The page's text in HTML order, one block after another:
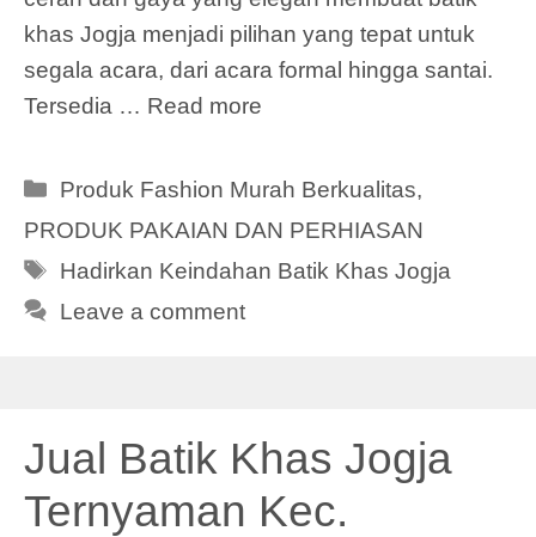
khas Jogja menjadi pilihan yang tepat untuk
segala acara, dari acara formal hingga santai.
Tersedia … Read more
Categories
Produk Fashion Murah Berkualitas,
PRODUK PAKAIAN DAN PERHIASAN
Tags
Hadirkan Keindahan Batik Khas Jogja
Leave a comment
Jual Batik Khas Jogja
Ternyaman Kec.